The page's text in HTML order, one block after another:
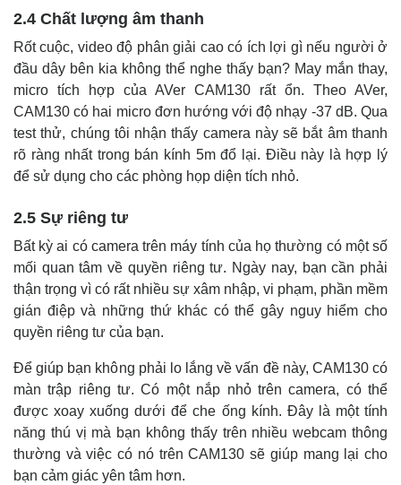
2.4 Chất lượng âm thanh
Rốt cuộc, video độ phân giải cao có ích lợi gì nếu người ở
đầu dây bên kia không thể nghe thấy bạn? May mắn thay,
micro tích hợp của AVer CAM130 rất ổn. Theo AVer,
CAM130 có hai micro đơn hướng với độ nhạy -37 dB. Qua
test thử, chúng tôi nhận thấy camera này sẽ bắt âm thanh
rõ ràng nhất trong bán kính 5m đổ lại. Điều này là hợp lý
để sử dụng cho các phòng họp diện tích nhỏ.
2.5 Sự riêng tư
Bất kỳ ai có camera trên máy tính của họ thường có một số
mối quan tâm về quyền riêng tư. Ngày nay, bạn cần phải
thận trọng vì có rất nhiều sự xâm nhập, vi phạm, phần mềm
gián điệp và những thứ khác có thể gây nguy hiểm cho
quyền riêng tư của bạn.
Để giúp bạn không phải lo lắng về vấn đề này, CAM130 có
màn trập riêng tư. Có một nắp nhỏ trên camera, có thể
được xoay xuống dưới để che ống kính. Đây là một tính
năng thú vị mà bạn không thấy trên nhiều webcam thông
thường và việc có nó trên CAM130 sẽ giúp mang lại cho
bạn cảm giác yên tâm hơn.